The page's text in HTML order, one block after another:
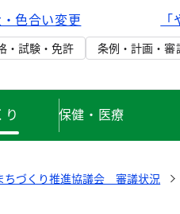
色合い変更
・試験・免許 条例・計画・審
保健・医療
ちづくり推進協議会 審議状況